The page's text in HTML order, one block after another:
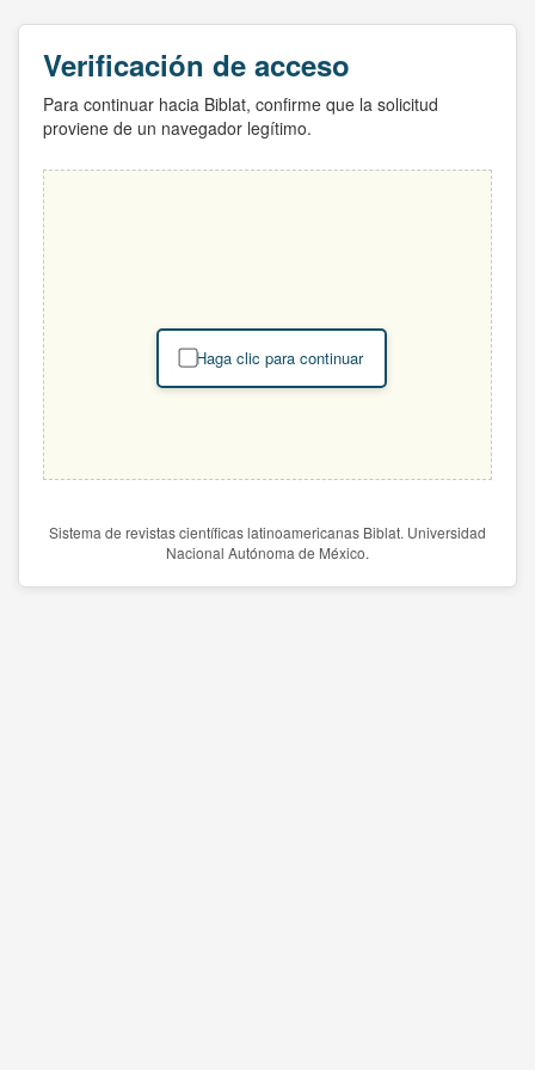
Verificación de acceso
Para continuar hacia Biblat, confirme que la solicitud
proviene de un navegador legítimo.
Haga clic para continuar
Sistema de revistas científicas latinoamericanas Biblat. Universidad
Nacional Autónoma de México.